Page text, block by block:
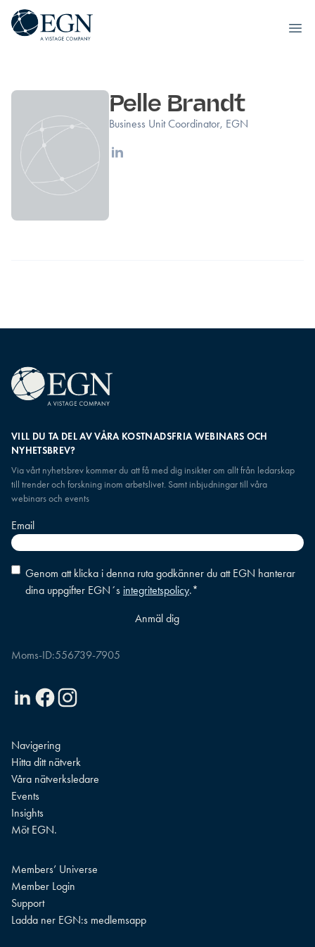
Executives' Global Network
Pelle Brandt
Business Unit Coordinator, EGN
Linkedin
VILL DU TA DEL AV VÅRA KOSTNADSFRIA WEBINARS OCH
NYHETSBREV?
Via vårt nyhetsbrev kommer du att få med dig insikter om allt från ledarskap
till trender och forskning inom arbetslivet. Samt inbjudningar till våra
webinars och events
Email
Consent*
Genom att klicka i denna ruta godkänner du att EGN hanterar
dina uppgifter EGN´s integritetspolicy.*
Moms-ID:556739-7905
LinkedinFacebookInstagram
Navigering
Hitta ditt nätverk
Våra nätverksledare
Events
Insights
Möt EGN.
Members’ Universe
Member Login
Support
Ladda ner EGN:s medlemsapp